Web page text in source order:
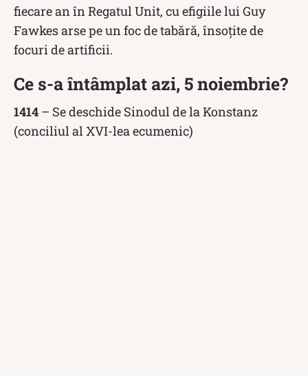
fiecare an în Regatul Unit, cu efigiile lui Guy
Fawkes arse pe un foc de tabără, însoțite de
focuri de artificii.
Ce s-a întâmplat azi, 5 noiembrie?
1414 – Se deschide Sinodul de la Konstanz
(conciliul al XVI-lea ecumenic)